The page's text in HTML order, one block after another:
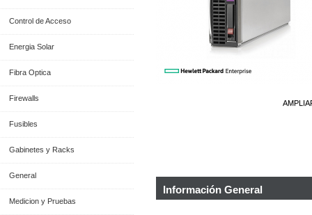
Control de Acceso
Energia Solar
Fibra Optica
Firewalls
Fusibles
Gabinetes y Racks
General
Medicion y Pruebas
Información General